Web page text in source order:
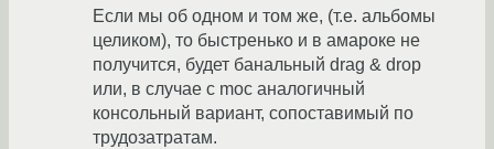
Если мы об одном и том же, (т.е. альбомы
целиком), то быстренько и в амароке не
получится, будет банальный drag & drop
или, в случае с moc аналогичный
консольный вариант, сопоставимый по
трудозатратам.